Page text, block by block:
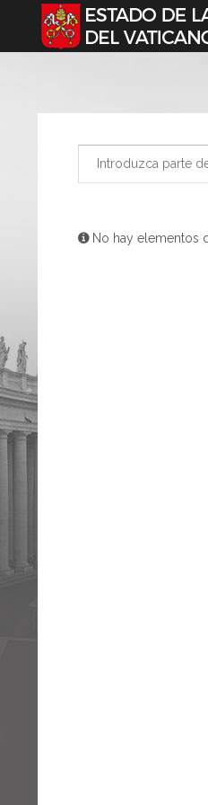
Seleccione su idioma
Información
No hay elementos